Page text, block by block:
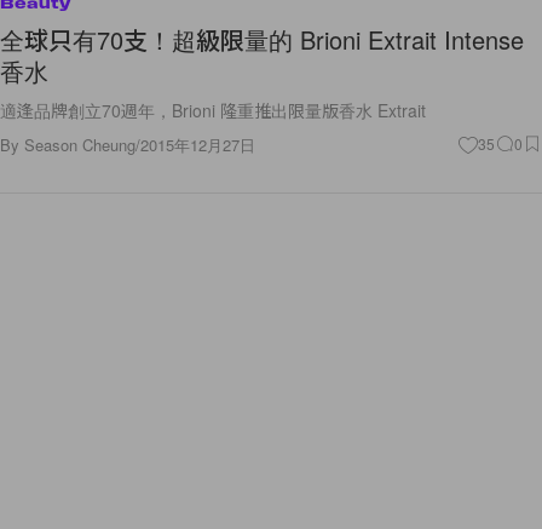
全球只有70支！超級限量的 Brioni Extrait Intense
香水
適逢品牌創立70週年，Brioni 隆重推出限量版香水 Extrait
By Season Cheung/2015年12月27日 35 0